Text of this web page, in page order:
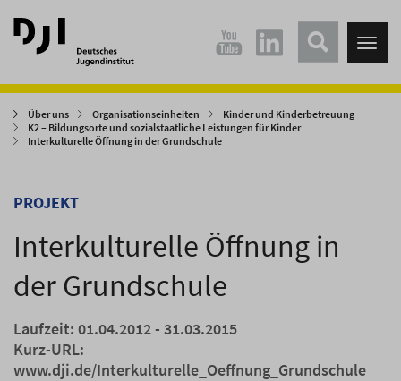
Direkt
zum
Hauptinhalt
Direkt
zum
Hauptmenü
Über uns Organisationseinheiten
Kinder und Kinderbetreuung
K2 – Bildungsorte und sozialstaatliche Leistungen für Kinder
Interkulturelle Öffnung in der Grundschule
PROJEKT
Interkulturelle Öffnung in
der Grundschule
Laufzeit: 01.04.2012 - 31.03.2015
Kurz-URL:
www.dji.de/Interkulturelle_Oeffnung_Grundschule